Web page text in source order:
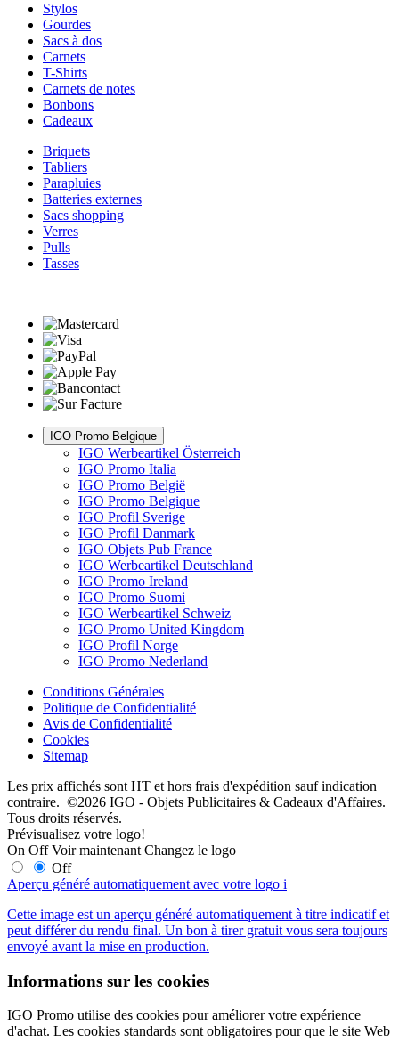
Stylos
Gourdes
Sacs à dos
Carnets
T-Shirts
Carnets de notes
Bonbons
Cadeaux
Briquets
Tabliers
Parapluies
Batteries externes
Sacs shopping
Verres
Pulls
Tasses
IGO Promo Belgique
IGO Werbeartikel Österreich
IGO Promo Italia
IGO Promo België
IGO Promo Belgique
IGO Profil Sverige
IGO Profil Danmark
IGO Objets Pub France
IGO Werbeartikel Deutschland
IGO Promo Ireland
IGO Promo Suomi
IGO Werbeartikel Schweiz
IGO Promo United Kingdom
IGO Profil Norge
IGO Promo Nederland
Conditions Générales
Politique de Confidentialité
Avis de Confidentialité
Cookies
Sitemap
Les prix affichés sont HT et hors frais d'expédition sauf indication
contraire. ©2026 IGO - Objets Publicitaires & Cadeaux d'Affaires.
Tous droits réservés.
Prévisualisez votre logo!
On Off Voir maintenant Changez le logo
Off
Aperçu généré automatiquement avec votre logo i
Cette image est un aperçu généré automatiquement à titre indicatif et
peut différer du rendu final. Un bon à tirer gratuit vous sera toujours
envoyé avant la mise en production.
Informations sur les cookies
IGO Promo utilise des cookies pour améliorer votre expérience
d'achat. Les cookies standards sont obligatoires pour que le site Web